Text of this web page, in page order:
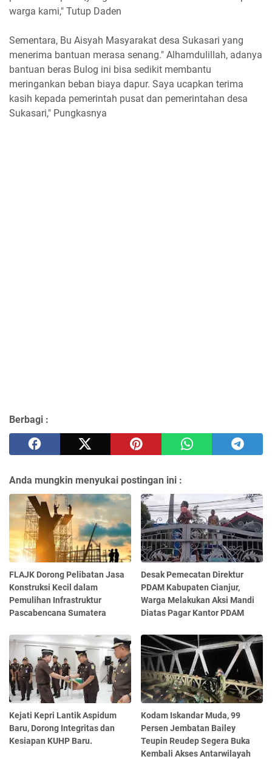
warga kami," Tutup Daden
Sementara, Bu Aisyah Masyarakat desa Sukasari yang
menerima bantuan merasa senang." Alhamdulillah, adanya
bantuan beras Bulog ini bisa sedikit membantu
meringankan beban biaya dapur. Saya ucapkan terima
kasih kepada pemerintah pusat dan pemerintahan desa
Sukasari," Pungkasnya
Berbagi :
Anda mungkin menyukai postingan ini :
FLAJK Dorong Pelibatan Jasa
Konstruksi Kecil dalam
Pemulihan Infrastruktur
Pascabencana Sumatera
Desak Pemecatan Direktur
PDAM Kabupaten Cianjur,
Warga Melakukan Aksi Mandi
Diatas Pagar Kantor PDAM
Kejati Kepri Lantik Aspidum
Baru, Dorong Integritas dan
Kesiapan KUHP Baru.
Kodam Iskandar Muda, 99
Persen Jembatan Bailey
Teupin Reudep Segera Buka
Kembali Akses Antarwilayah